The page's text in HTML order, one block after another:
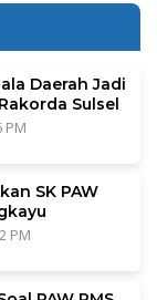
Daerah Jadi
Sulsel
PM
SK PAW
PM